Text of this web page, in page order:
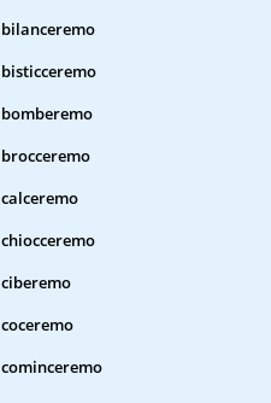
bilanceremo
bisticceremo
bomberemo
brocceremo
calceremo
chiocceremo
ciberemo
coceremo
cominceremo